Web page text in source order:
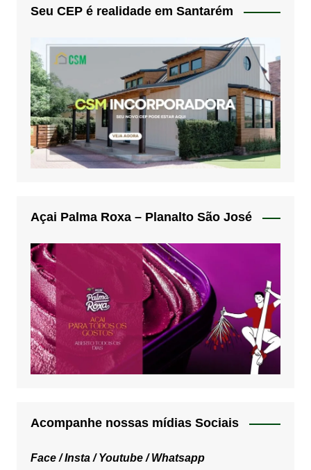
Seu CEP é realidade em Santarém
Açai Palma Roxa – Planalto São José
Acompanhe nossas mídias Sociais
Face /Insta /Youtube /Whatsapp